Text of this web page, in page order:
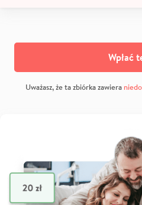
Wpłać
Uważasz, że ta zbiórka zawiera